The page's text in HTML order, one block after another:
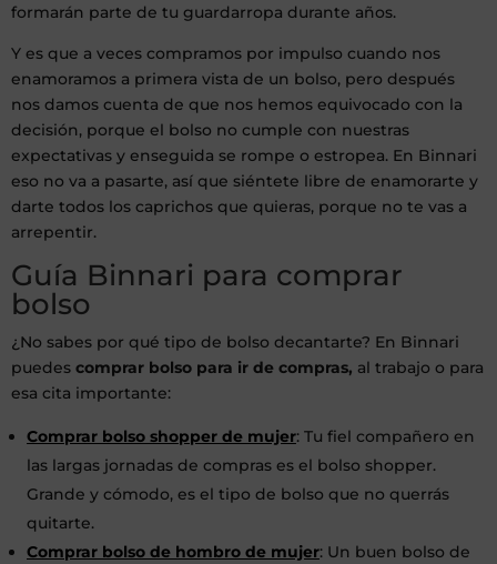
formarán parte de tu guardarropa durante años.
Y es que a veces compramos por impulso cuando nos
enamoramos a primera vista de un bolso, pero después
nos damos cuenta de que nos hemos equivocado con la
decisión, porque el bolso no cumple con nuestras
expectativas y enseguida se rompe o estropea. En Binnari
eso no va a pasarte, así que siéntete libre de enamorarte y
darte todos los caprichos que quieras, porque no te vas a
arrepentir.
Guía Binnari para comprar
bolso
¿No sabes por qué tipo de bolso decantarte? En Binnari
puedes comprar bolso para ir de compras, al trabajo o para
esa cita importante:
Comprar bolso shopper de mujer: Tu fiel compañero en
las largas jornadas de compras es el bolso shopper.
Grande y cómodo, es el tipo de bolso que no querrás
quitarte.
Comprar bolso de hombro de mujer: Un buen bolso de